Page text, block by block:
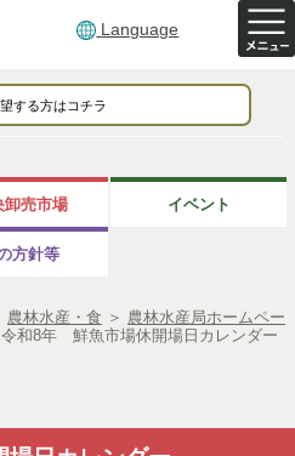
Language
する方はコチラ
卸売市場 イベント
方針等
農林水産・食 ＞ 農林水産局ホームペー
令和8年 鮮魚市場休開場日カレンダー